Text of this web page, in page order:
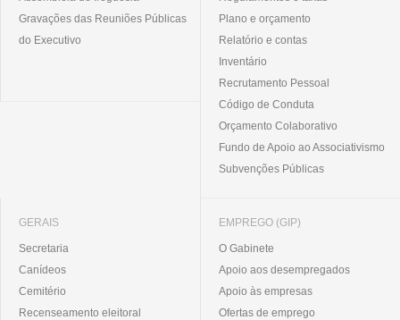
Gravações das Reuniões Públicas
do Executivo
Plano e orçamento
Relatório e contas
Inventário
Recrutamento Pessoal
Código de Conduta
Orçamento Colaborativo
Fundo de Apoio ao Associativismo
Subvenções Públicas
GERAIS
Secretaria
Canídeos
Cemitério
Recenseamento eleitoral
EMPREGO (GIP)
O Gabinete
Apoio aos desempregados
Apoio às empresas
Ofertas de emprego